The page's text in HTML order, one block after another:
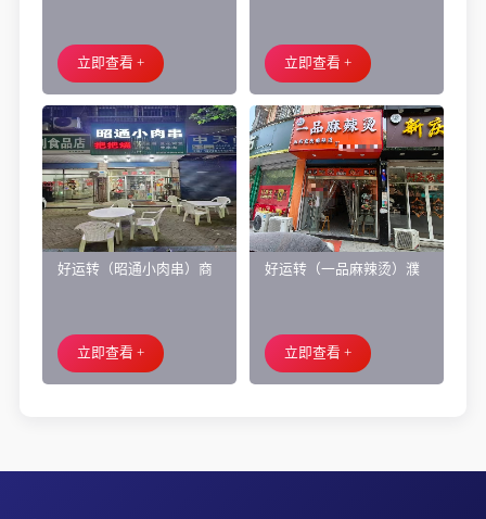
培训班带生源转让
立即查看 +
庄、空店铺转让
立即查看 +
好运转（昭通小肉串）商
外摆、 房租2.2万/年
立即查看 +
好运转（一品麻辣烫）濮
小吃店转让
立即查看 +